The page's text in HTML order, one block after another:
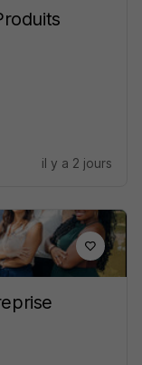
il y a 2 jours